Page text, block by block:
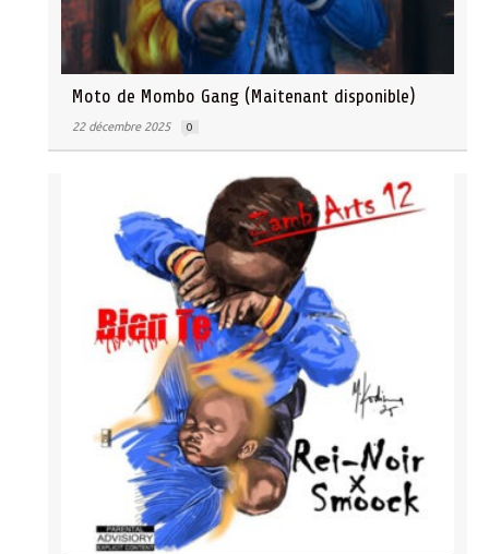
Moto de Mombo Gang (Maitenant disponible)
22 décembre 2025 0